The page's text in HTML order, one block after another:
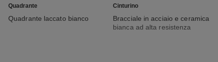
Quadrante
Quadrante laccato bianco
Cinturino
Bracciale in acciaio e ceramica
bianca ad alta resistenza